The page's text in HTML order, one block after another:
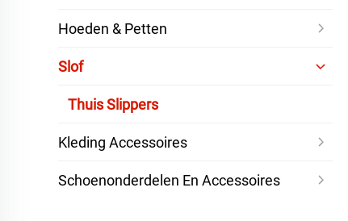
Hoeden & Petten
Slof
Thuis Slippers
Kleding Accessoires
Schoenonderdelen En Accessoires